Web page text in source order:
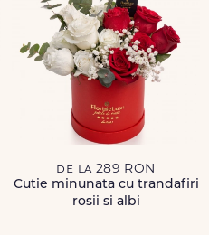
de la 289 RON
Cutie minunata cu trandafiri
rosii si albi